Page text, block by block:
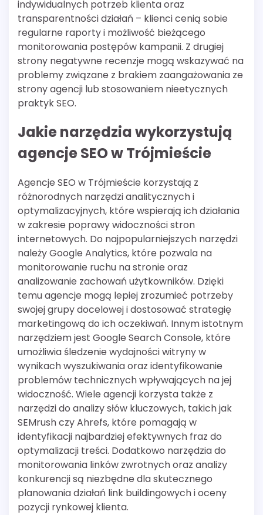
indywidualnych potrzeb klienta oraz
transparentności działań – klienci cenią sobie
regularne raporty i możliwość bieżącego
monitorowania postępów kampanii. Z drugiej
strony negatywne recenzje mogą wskazywać na
problemy związane z brakiem zaangażowania ze
strony agencji lub stosowaniem nieetycznych
praktyk SEO.
Jakie narzędzia wykorzystują
agencje SEO w Trójmieście
Agencje SEO w Trójmieście korzystają z
różnorodnych narzędzi analitycznych i
optymalizacyjnych, które wspierają ich działania
w zakresie poprawy widoczności stron
internetowych. Do najpopularniejszych narzędzi
należy Google Analytics, które pozwala na
monitorowanie ruchu na stronie oraz
analizowanie zachowań użytkowników. Dzięki
temu agencje mogą lepiej zrozumieć potrzeby
swojej grupy docelowej i dostosować strategię
marketingową do ich oczekiwań. Innym istotnym
narzędziem jest Google Search Console, które
umożliwia śledzenie wydajności witryny w
wynikach wyszukiwania oraz identyfikowanie
problemów technicznych wpływających na jej
widoczność. Wiele agencji korzysta także z
narzędzi do analizy słów kluczowych, takich jak
SEMrush czy Ahrefs, które pomagają w
identyfikacji najbardziej efektywnych fraz do
optymalizacji treści. Dodatkowo narzędzia do
monitorowania linków zwrotnych oraz analizy
konkurencji są niezbędne dla skutecznego
planowania działań link buildingowych i oceny
pozycji rynkowej klienta.